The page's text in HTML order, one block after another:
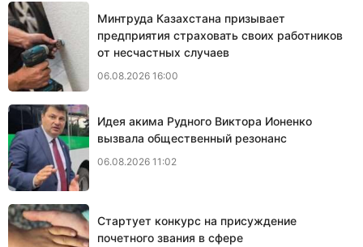
Минтруда Казахстана призывает
предприятия страховать своих работников
от несчастных случаев
06.08.2026 16:00
Идея акима Рудного Виктора Ионенко
вызвала общественный резонанс
06.08.2026 11:02
Стартует конкурс на присуждение
почетного звания в сфере